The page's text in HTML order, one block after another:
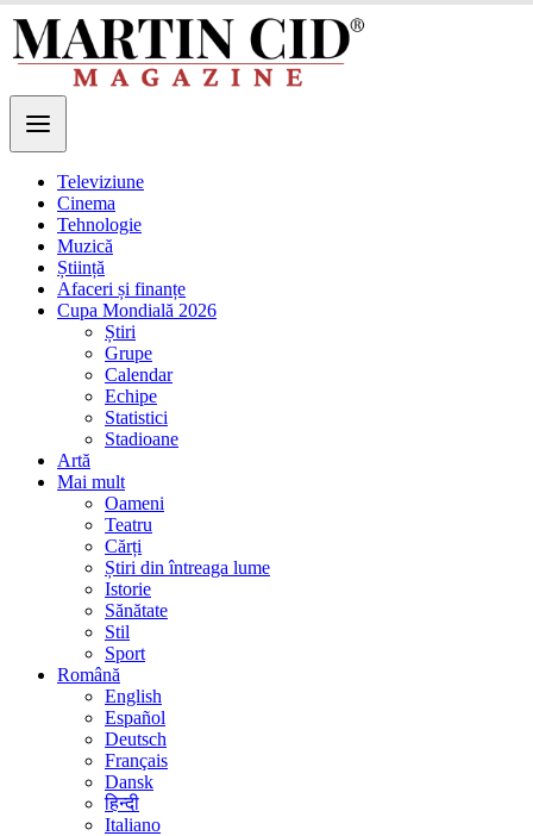
Televiziune
Cinema
Tehnologie
Muzică
Știință
Afaceri și finanțe
Cupa Mondială 2026
Știri
Grupe
Calendar
Echipe
Statistici
Stadioane
Artă
Mai mult
Oameni
Teatru
Cărți
Știri din întreaga lume
Istorie
Sănătate
Stil
Sport
Română
English
Español
Deutsch
Français
Dansk
हिन्दी
Italiano